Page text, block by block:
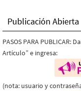
Publicación Abierta
PASOS PARA PUBLICAR:
Artículo” e ingresa:
(nota: usuario y